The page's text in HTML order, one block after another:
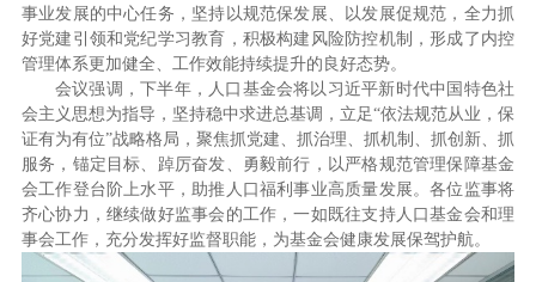
事业发展的中心任务，坚持以规范保发展、以发展促规范，全力抓
好党建引领和党纪学习教育，积极构建风险防控机制，形成了内控
管理体系更加健全、工作效能持续提升的良好态势。
会议强调，下半年，人口基金会将以习近平新时代中国特色社
会主义思想为指导，坚持稳中求进总基调，立足“依法规范从业，保
证有为有位”战略格局，聚焦抓党建、抓治理、抓机制、抓创新、抓
服务，锚定目标、踔厉奋发、勇毅前行，以严格规范管理保障基金
会工作登台阶上水平，助推人口福利事业高质量发展。各位监事将
齐心协力，继续做好监事会的工作，一如既往支持人口基金会和理
事会工作，充分发挥好监督职能，为基金会健康发展保驾护航。